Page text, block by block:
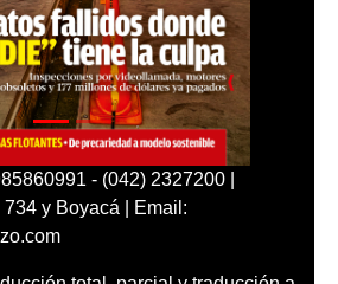
- (042) 2327200 |
y Boyacá | Email: